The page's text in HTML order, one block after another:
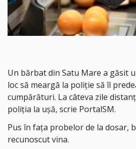
Un bărbat din Satu Mare a găsit
loc să meargă la poliție să îl
cumpărături. La câteva zile
poliția la ușă, scrie PortalSM.
Pus în fața probelor de la dosar,
recunoscut vina.